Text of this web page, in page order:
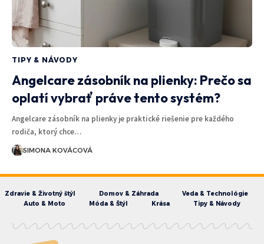
TIPY & NÁVODY
Angelcare zásobník na plienky: Prečo sa
oplatí vybrať práve tento systém?
Angelcare zásobník na plienky je praktické riešenie pre každého
rodiča, ktorý chce…
SIMONA KOVÁCOVÁ
Zdravie & Životný štýl Domov & Záhrada
Veda & Technológie
Auto & Moto
Móda & Štýl Krása Tipy & Návody